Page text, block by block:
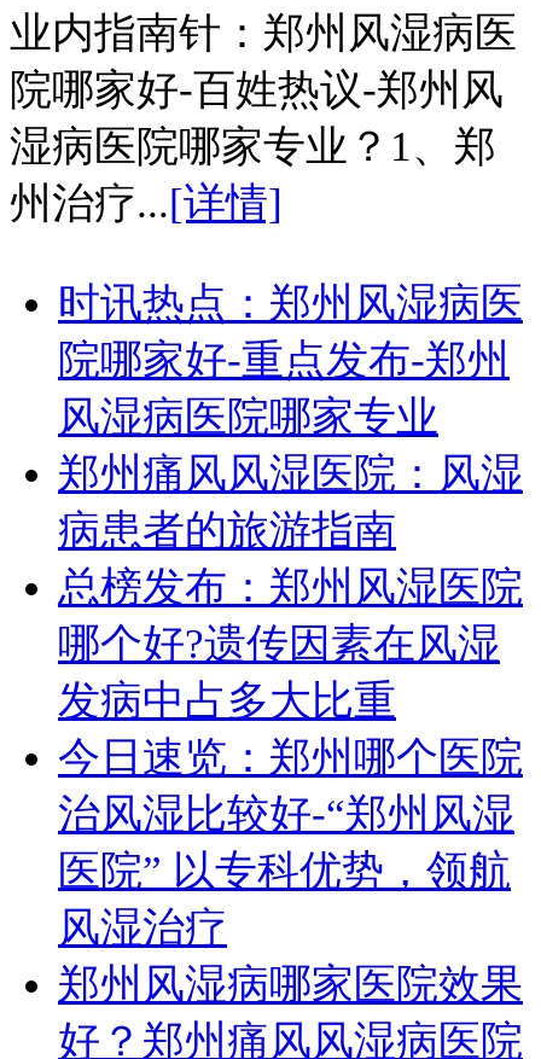
业内指南针：郑州风湿病医
院哪家好-百姓热议-郑州风
湿病医院哪家专业？1、郑
州治疗...[详情]
时讯热点：郑州风湿病医
院哪家好-重点发布-郑州
风湿病医院哪家专业
郑州痛风风湿医院：风湿
病患者的旅游指南
总榜发布：郑州风湿医院
哪个好?遗传因素在风湿
发病中占多大比重
今日速览：郑州哪个医院
治风湿比较好-“郑州风湿
医院” 以专科优势，领航
风湿治疗
郑州风湿病哪家医院效果
好？郑州痛风风湿病医院